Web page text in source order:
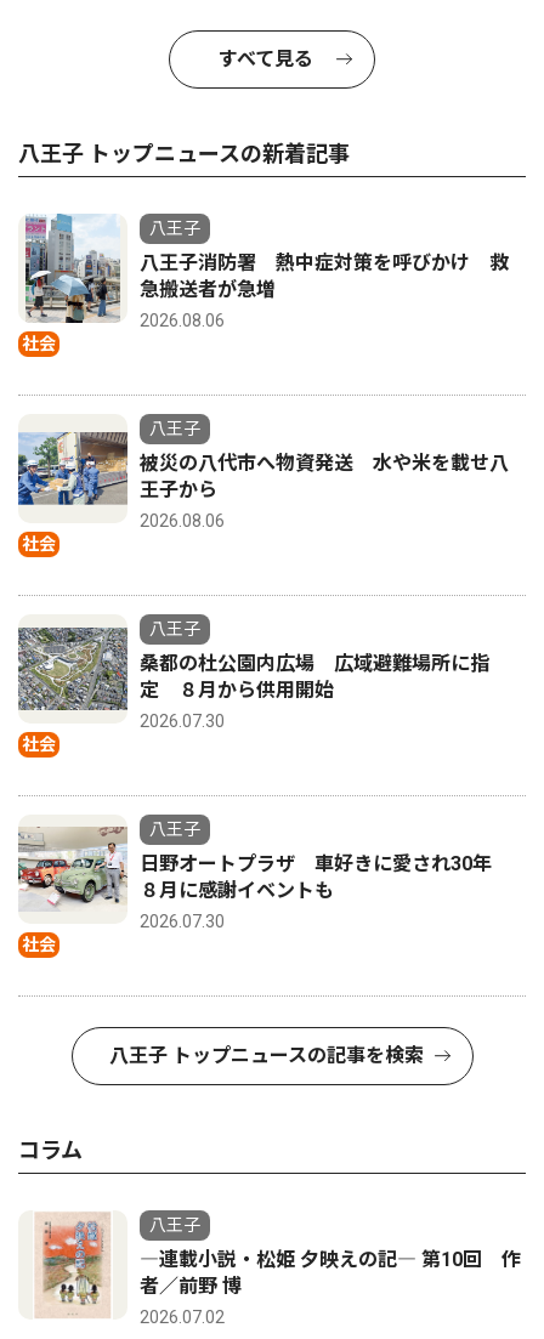
すべて見る
八王子 トップニュースの新着記事
社会
八王子
八王子消防署 熱中症対策を呼びかけ 救
急搬送者が急増
2026.08.06
社会
八王子
被災の八代市へ物資発送 水や米を載せ八
王子から
2026.08.06
社会
八王子
桑都の杜公園内広場 広域避難場所に指
定 ８月から供用開始
2026.07.30
社会
八王子
日野オートプラザ 車好きに愛され30年
８月に感謝イベントも
2026.07.30
八王子 トップニュースの記事を検索
コラム
八王子
―連載小説・松姫 夕映えの記― 第10回 作
者／前野 博
2026.07.02